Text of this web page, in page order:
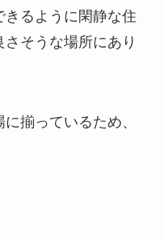
きるように閑静な住
そうな場所にあり
揃っているため、